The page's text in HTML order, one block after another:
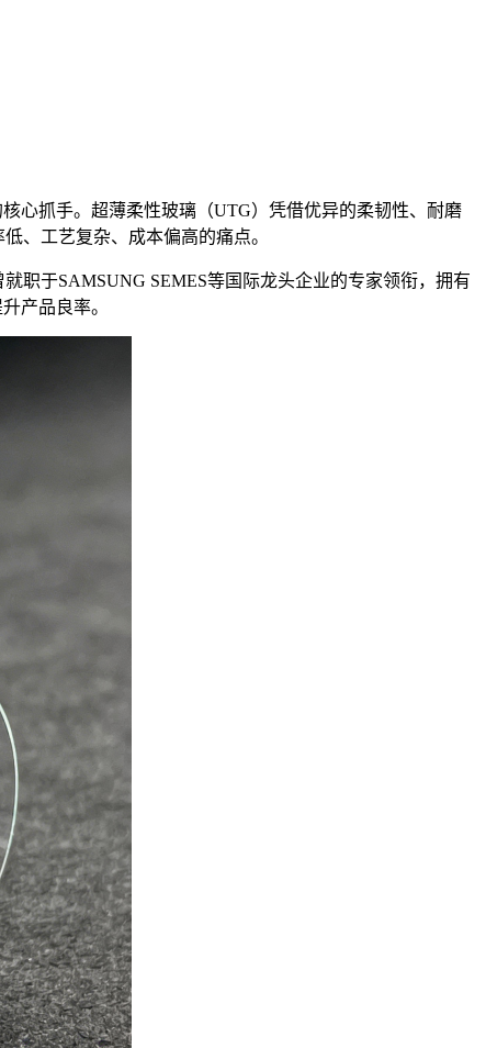
心抓手。超薄柔性玻璃（UTG）凭借优异的柔韧性、耐磨
、工艺复杂、成本偏高的痛点。
职于SAMSUNG SEMES等国际龙头企业的专家领衔，拥有
产品良率。